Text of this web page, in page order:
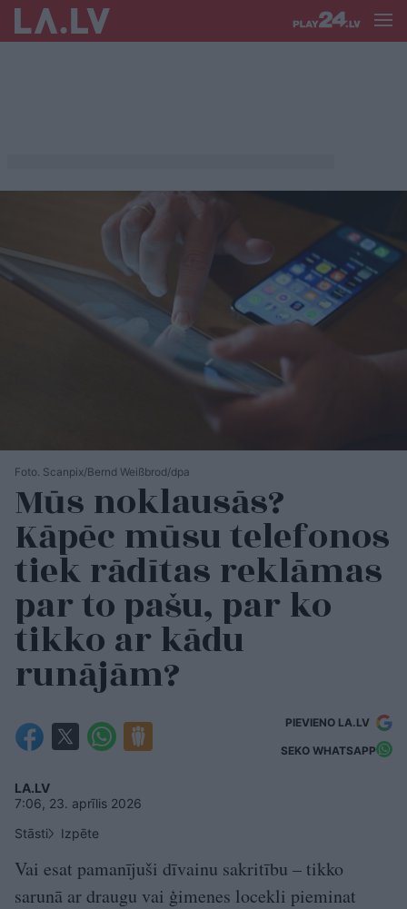
Foto. Scanpix/Bernd Weißbrod/dpa
Mūs noklausās?
Kāpēc mūsu telefonos
tiek rādītas reklāmas
par to pašu, par ko
tikko ar kādu
runājām?
PIEVIENO LA.LV
SEKO WHATSAPP
LA.LV
7:06, 23. aprīlis 2026
Stāsti
Izpēte
Vai esat pamanījuši dīvainu sakritību – tikko
sarunā ar draugu vai ģimenes locekli pieminat